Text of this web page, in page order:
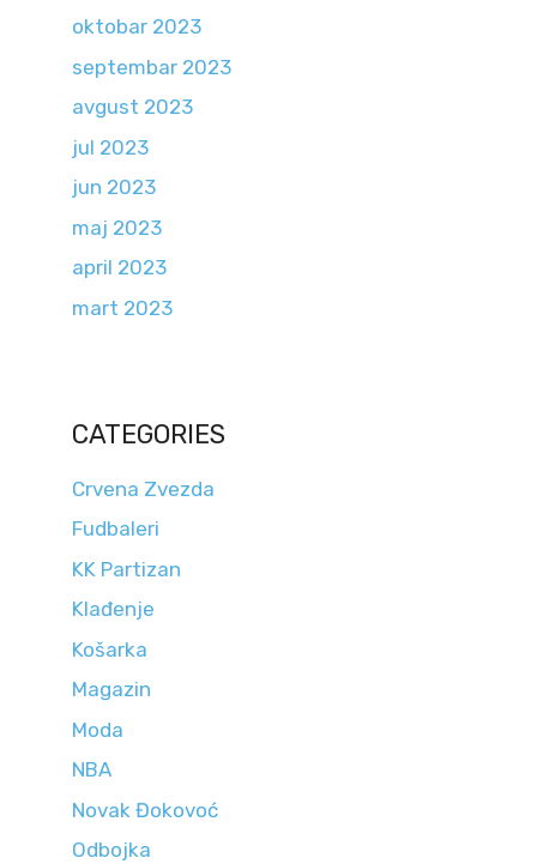
oktobar 2023
septembar 2023
avgust 2023
jul 2023
jun 2023
maj 2023
april 2023
mart 2023
CATEGORIES
Crvena Zvezda
Fudbaleri
KK Partizan
Klađenje
Košarka
Magazin
Moda
NBA
Novak Đokovoć
Odbojka